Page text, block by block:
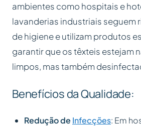
ambientes como hospitais e
lavanderias industriais seguem
de higiene e utilizam produtos
garantir que os têxteis estejam
limpos, mas também
Benefícios da Qualidade:
Redução de Infecções: Em